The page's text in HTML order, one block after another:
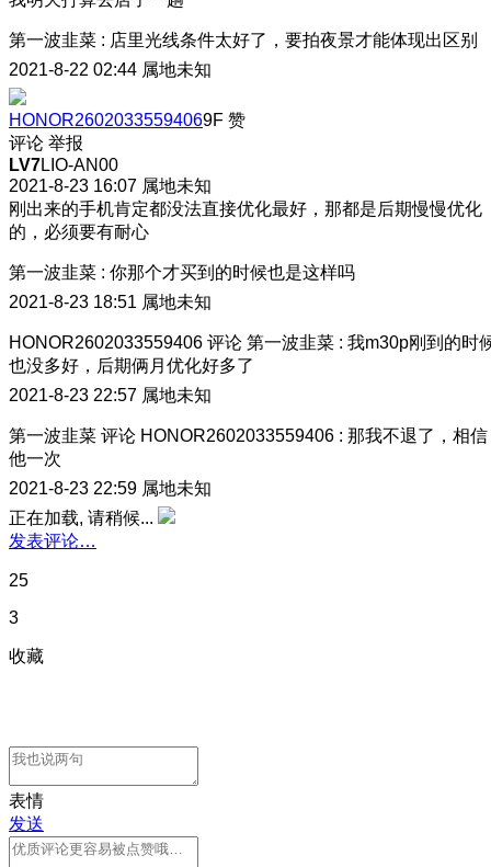
第一波韭菜 : 店里光线条件太好了，要拍夜景才能体现出区别
2021-8-22 02:44 属地未知
HONOR26020335594069F 赞
评论 举报
LV7LIO-AN00
2021-8-23 16:07 属地未知
刚出来的手机肯定都没法直接优化最好，那都是后期慢慢优化
的，必须要有耐心
第一波韭菜 : 你那个才买到的时候也是这样吗
2021-8-23 18:51 属地未知
HONOR2602033559406 评论 第一波韭菜 : 我m30p刚到的时
也没多好，后期俩月优化好多了
2021-8-23 22:57 属地未知
第一波韭菜 评论 HONOR2602033559406 : 那我不退了，相信
他一次
2021-8-23 22:59 属地未知
正在加载, 请稍候...
发表评论…
25
3
收藏
表情
发送